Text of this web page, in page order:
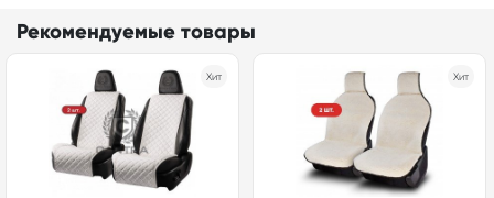
Рекомендуемые товары
Хит Хит